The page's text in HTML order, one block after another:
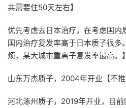
共需要住50天左右】
优先考虑去日本治疗，在考虑国内
国内治疗复发率高于日本质子很多
烦，某大城市重离子复发率最高。】
山东万杰质子，2004年开业【不推
河北涿州质子，2019年开业，目前